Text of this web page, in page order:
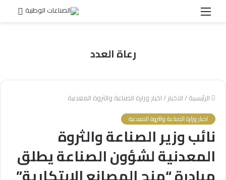
القائمة
رعاة العدد
الرئيسية/الاخبار/اخبار وزارة الصناعة والثروة المعدنية
اخبار وزارة الصناعة والثروة المعدنية
نائب وزير الصناعة والثروة
المعدنية لشؤون الصناعة يطلق